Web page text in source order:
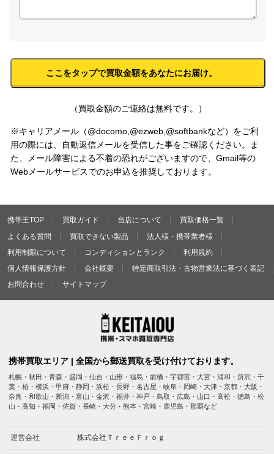
（買取金額のご連絡は無料です。）
※キャリアメール（@docomo,@ezweb,@softbankなど）をご利
用の際には、自動返信メールを受信した事をご確認ください。ま
た、メール障害による不着の恐れがございますので、Gmail等の
Webメールサービスでのお申込を推奨しております。
携帯王TOP 買取ガイド 当店について
買取価格一覧
よくある質問
買取できない製品
法人様・携帯業者様
利用制限について
コンディションとランク
利用規約
個人情報保護方針
会社概要
特定商取引法・古物営業法に基づく表記
お問合わせ
サイトマップ
携帯買取エリア | 全国から郵送買取を受け付けております。
札幌・秋田・青森・盛岡・仙台・山形・福島・前橋・宇都宮・大宮・浦和・所沢・千
葉・柏・横浜・甲府・静岡・浜松・長野・名古屋・岐阜・岡崎・大津・京都・大阪・
奈良・和歌山・新潟・富山・金沢・福井・神戸・鳥取・広島・山口・高松・徳島・松
山・高知・福岡・佐賀・長崎・大分・熊本・宮崎・鹿児島・那覇など
運営会社 株式会社ＴｒｅｅＦｒｏｇ